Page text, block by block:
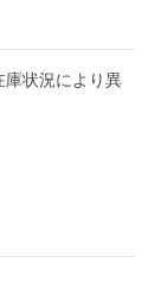
庫状況により異